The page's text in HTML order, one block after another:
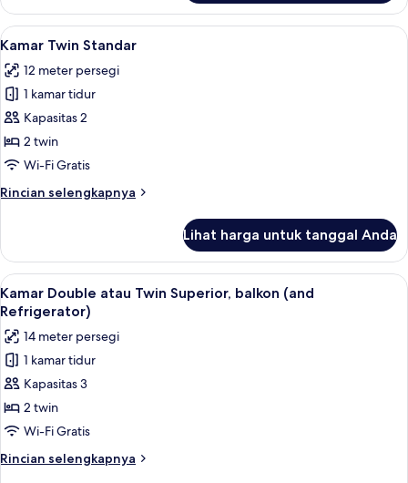
Kamar
Triple
Lihat
semua
foto
untuk
Kamar
Twin
Standar
Brankas, meja kerja, tirai kedap
6
Kamar Twin Standar
12 meter persegi
1 kamar tidur
Kapasitas 2
2 twin
Wi-Fi Gratis
Rincian selengkapnya
Rincian
Kamar
Twin
Standar
Lihat harga untuk tanggal Anda
Lihat
semua
foto
untuk
Kamar
Double
atau
Twin
Superior,
balkon
Kamar Double atau Twin Superior,
9
Kamar Double atau Twin Superior, balkon (and
Refrigerator)
14 meter persegi
1 kamar tidur
Kapasitas 3
2 twin
Wi-Fi Gratis
Rincian selengkapnya
Rincian